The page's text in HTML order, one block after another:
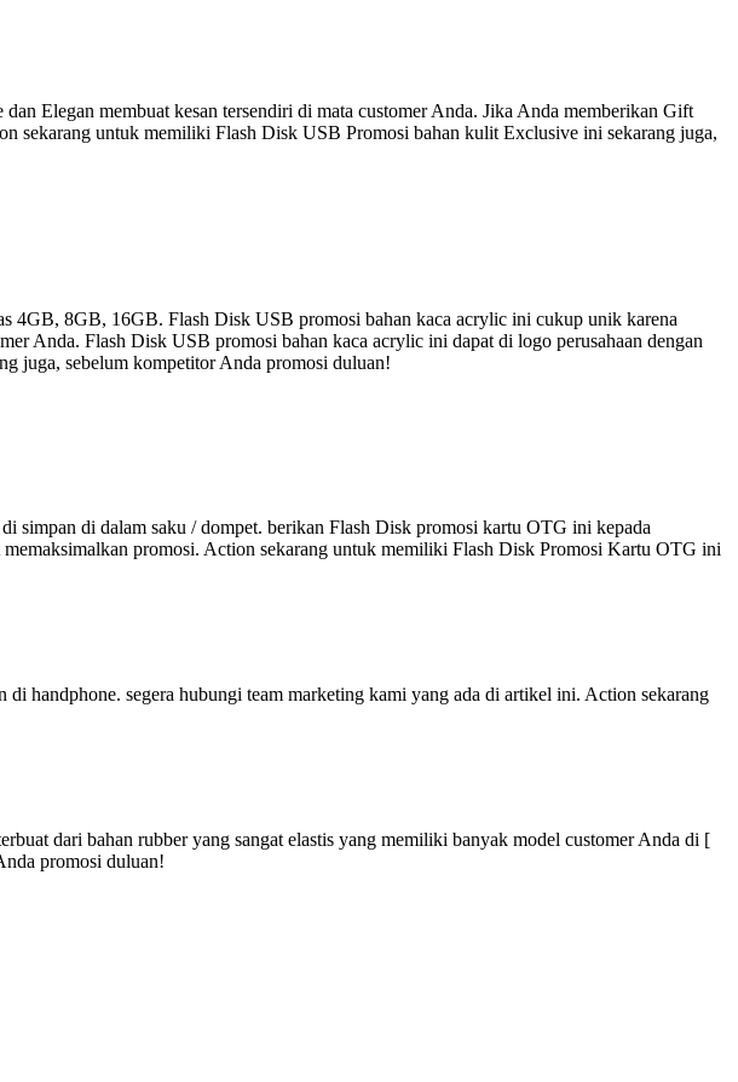
Elegan membuat kesan tersendiri di mata customer Anda. Jika Anda memberikan Gift
untuk memiliki Flash Disk USB Promosi bahan kulit Exclusive ini sekarang juga,
4GB, 8GB, 16GB. Flash Disk USB promosi bahan kaca acrylic ini cukup unik karena
Anda. Flash Disk USB promosi bahan kaca acrylic ini dapat di logo perusahaan dengan
juga, sebelum kompetitor Anda promosi duluan!
simpan di dalam saku / dompet. berikan Flash Disk promosi kartu OTG ini kepada
promosi. Action sekarang untuk memiliki Flash Disk Promosi Kartu OTG ini
handphone. segera hubungi team marketing kami yang ada di artikel ini. Action sekarang
dari bahan rubber yang sangat elastis yang memiliki banyak model customer Anda di [
promosi duluan!